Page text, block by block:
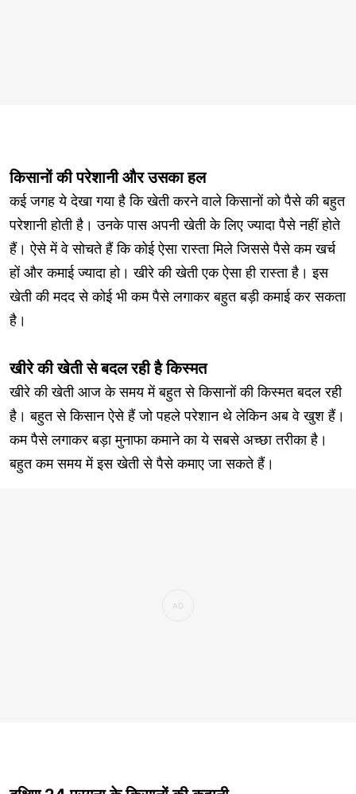
किसानों की परेशानी और उसका हल
कई जगह ये देखा गया है कि खेती करने वाले किसानों को पैसे की बहुत
परेशानी होती है। उनके पास अपनी खेती के लिए ज्यादा पैसे नहीं होते
हैं। ऐसे में वे सोचते हैं कि कोई ऐसा रास्ता मिले जिससे पैसे कम खर्च
हों और कमाई ज्यादा हो। खीरे की खेती एक ऐसा ही रास्ता है। इस
खेती की मदद से कोई भी कम पैसे लगाकर बहुत बड़ी कमाई कर सकता
है।
खीरे की खेती से बदल रही है किस्मत
खीरे की खेती आज के समय में बहुत से किसानों की किस्मत बदल रही
है। बहुत से किसान ऐसे हैं जो पहले परेशान थे लेकिन अब वे खुश हैं।
कम पैसे लगाकर बड़ा मुनाफा कमाने का ये सबसे अच्छा तरीका है।
बहुत कम समय में इस खेती से पैसे कमाए जा सकते हैं।